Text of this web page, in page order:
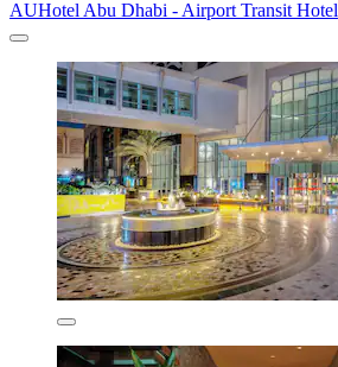
AUHotel Abu Dhabi - Airport Transit Hotel